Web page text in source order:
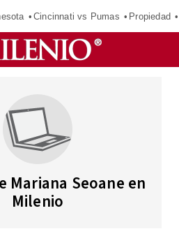
Cincinnati vs Pumas Propiedad
Mariana Seoane en
Milenio